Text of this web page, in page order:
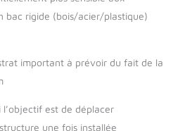
bac rigide (bois/acier/plastique)
important à prévoir du fait de la
l’objectif est de déplacer
une fois installée